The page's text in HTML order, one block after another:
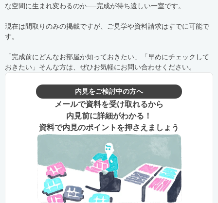
な空間に生まれ変わるのか──完成が待ち遠しい一室です。
現在は間取りのみの掲載ですが、ご見学や資料請求はすでに可能で
す。
「完成前にどんなお部屋か知っておきたい」「早めにチェックして
おきたい」そんな方は、ぜひお気軽にお問い合わせください。
内見をご検討中の方へ
メールで資料を受け取れるから
内見前に詳細がわかる！
資料で内見のポイントを押さえましょう